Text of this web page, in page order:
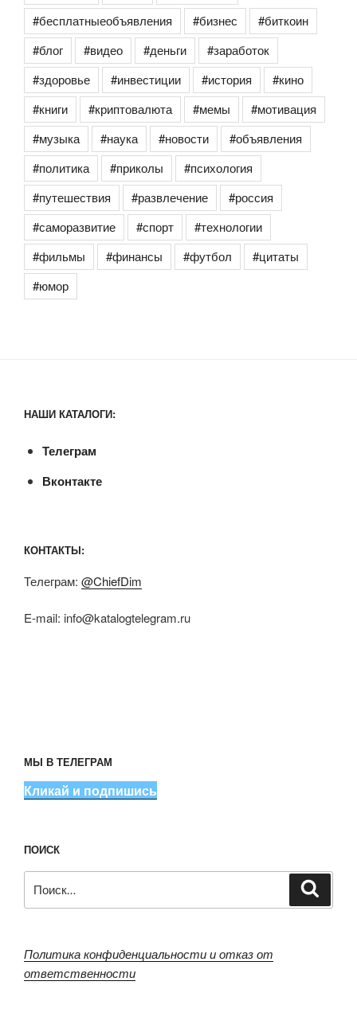
#бесплатныеобъявления
#бизнес
#биткоин
#блог
#видео #деньги
#заработок
#здоровье
#инвестиции #история
#кино
#книги
#криптовалюта #мемы
#мотивация
#музыка
#наука #новости
#объявления
#политика
#приколы
#психология
#путешествия
#развлечение
#россия
#саморазвитие
#спорт
#технологии
#фильмы
#финансы #футбол
#цитаты
#юмор
НАШИ КАТАЛОГИ:
Телеграм
Вконтакте
КОНТАКТЫ:
Телеграм: @ChiefDim
E-mail: info@katalogtelegram.ru
МЫ В ТЕЛЕГРАМ
Кликай и подпишись
ПОИСК
Политика конфиденциальности и отказ от
ответственности